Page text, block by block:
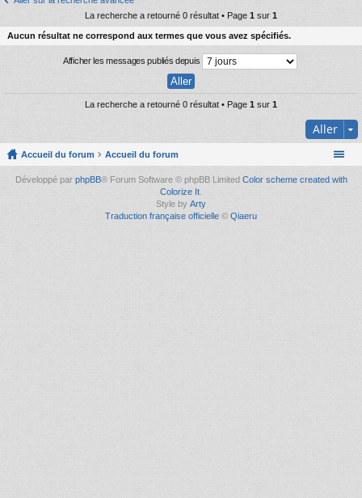
s
La recherche a retourné 0 résultat • Page 1 sur 1
Aucun résultat ne correspond aux termes que vous avez spécifiés.
Afficher les messages publiés depuis
La recherche a retourné 0 résultat • Page 1 sur 1
Aller
Accueil du forum Accueil du forum
Développé par phpBB® Forum Software © phpBB Limited Color scheme created with
Colorize It
Style by Arty
Traduction française officielle © Qiaeru